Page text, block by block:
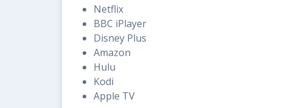
Netflix
BBC iPlayer
Disney Plus
Amazon
Hulu
Kodi
Apple TV